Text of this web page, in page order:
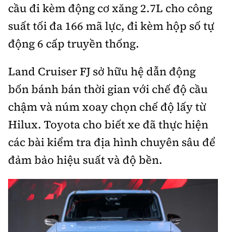
cầu đi kèm động cơ xăng 2.7L cho công
suất tối đa 166 mã lực, đi kèm hộp số tự
động 6 cấp truyền thống.
Land Cruiser FJ sở hữu hệ dẫn động
bốn bánh bán thời gian với chế độ cầu
chậm và núm xoay chọn chế độ lấy từ
Hilux. Toyota cho biết xe đã thực hiện
các bài kiểm tra địa hình chuyên sâu để
đảm bảo hiệu suất và độ bền.